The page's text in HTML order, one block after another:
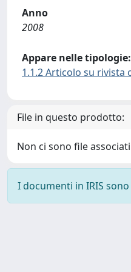
Anno
2008
Appare nelle tipologie:
1.1.2 Articolo su rivista
File in questo prodotto:
Non ci sono file
I documenti in IRIS